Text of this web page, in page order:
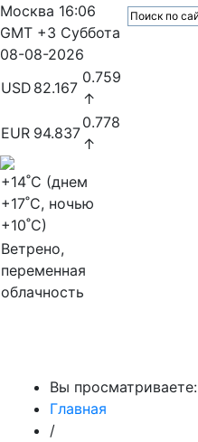
Москва 16:06
GMT +3 Суббота
08-08-2026
USD 82.167
0.759
↑
EUR 94.837
0.778
↑
+14˚C (днем
+17˚C, ночью
+10˚C)
Ветрено,
переменная
облачность
Вы просматриваете:
Главная
/